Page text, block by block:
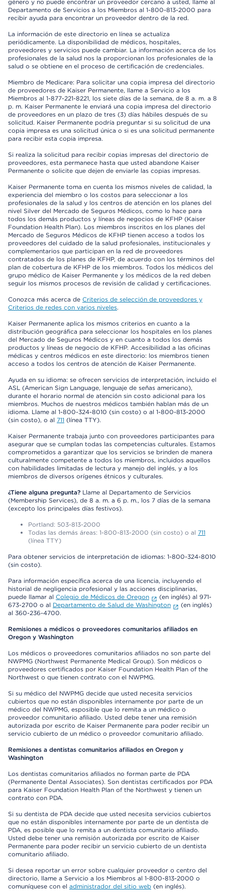
género y no puede encontrar un proveedor cercano a usted, llame al
Departamento de Servicios a los Miembros al 1-800-813-2000 para
recibir ayuda para encontrar un proveedor dentro de la red.
La información de este directorio en línea se actualiza
periódicamente. La disponibilidad de médicos, hospitales,
proveedores y servicios puede cambiar. La información acerca de los
profesionales de la salud nos la proporcionan los profesionales de la
salud o se obtiene en el proceso de certificación de credenciales.
Miembro de Medicare: Para solicitar una copia impresa del directorio
de proveedores de Kaiser Permanente, llame a Servicio a los
Miembros al 1-877-221-8221, los siete días de la semana, de 8 a. m. a 8
p. m. Kaiser Permanente le enviará una copia impresa del directorio
de proveedores en un plazo de tres (3) días hábiles después de su
solicitud. Kaiser Permanente podría preguntar si su solicitud de una
copia impresa es una solicitud única o si es una solicitud permanente
para recibir esta copia impresa.
Si realiza la solicitud para recibir copias impresas del directorio de
proveedores, esta permanece hasta que usted abandone Kaiser
Permanente o solicite que dejen de enviarle las copias impresas.
Kaiser Permanente toma en cuenta los mismos niveles de calidad, la
experiencia del miembro o los costos para seleccionar a los
profesionales de la salud y los centros de atención en los planes del
nivel Silver del Mercado de Seguros Médicos, como lo hace para
todos los demás productos y líneas de negocios de KFHP (Kaiser
Foundation Health Plan). Los miembros inscritos en los planes del
Mercado de Seguros Médicos de KFHP tienen acceso a todos los
proveedores del cuidado de la salud profesionales, institucionales y
complementarios que participan en la red de proveedores
contratados de los planes de KFHP, de acuerdo con los términos del
plan de cobertura de KFHP de los miembros. Todos los médicos del
grupo médico de Kaiser Permanente y los médicos de la red deben
seguir los mismos procesos de revisión de calidad y certificaciones.
Conozca más acerca de Criterios de selección de proveedores y
Criterios de redes con varios niveles.
Kaiser Permanente aplica los mismos criterios en cuanto a la
distribución geográfica para seleccionar los hospitales en los planes
del Mercado de Seguros Médicos y en cuanto a todos los demás
productos y líneas de negocio de KFHP. Accesibilidad a las oficinas
médicas y centros médicos en este directorio: los miembros tienen
acceso a todos los centros de atención de Kaiser Permanente.
Ayuda en su idioma: se ofrecen servicios de interpretación, incluido el
ASL (American Sign Language, lenguaje de señas americano),
durante el horario normal de atención sin costo adicional para los
miembros. Muchos de nuestros médicos también hablan más de un
idioma. Llame al 1-800-324-8010 (sin costo) o al 1-800-813-2000
(sin costo), o al 711 (línea TTY).
Kaiser Permanente trabaja junto con proveedores participantes para
asegurar que se cumplan todas las competencias culturales. Estamos
comprometidos a garantizar que los servicios se brinden de manera
culturalmente competente a todos los miembros, incluidos aquellos
con habilidades limitadas de lectura y manejo del inglés, y a los
miembros de diversos orígenes étnicos y culturales.
¿Tiene alguna pregunta? Llame al Departamento de Servicios
(Membership Services), de 8 a. m. a 6 p. m., los 7 días de la semana
(excepto los principales días festivos).
Portland: 503-813-2000
Todas las demás áreas: 1-800-813-2000 (sin costo) o al 711
(línea TTY)
Para obtener servicios de interpretación de idiomas: 1-800-324-8010
(sin costo).
Para información específica acerca de una licencia, incluyendo el
historial de negligencia profesional y las acciones disciplinarias,
puede llamar al Colegio de Médicos de Oregon
(en inglés) al 971-
673-2700 o al Departamento de Salud de Washington
(en inglés)
al 360-236-4700.
Remisiones a médicos o proveedores comunitarios afiliados en
Oregon y Washington
Los médicos o proveedores comunitarios afiliados no son parte del
NWPMG (Northwest Permanente Medical Group). Son médicos o
proveedores certificados por Kaiser Foundation Health Plan of the
Northwest o que tienen contrato con el NWPMG.
Si su médico del NWPMG decide que usted necesita servicios
cubiertos que no están disponibles internamente por parte de un
médico del NWPMG, esposible que lo remita a un médico o
proveedor comunitario afiliado. Usted debe tener una remisión
autorizada por escrito de Kaiser Permanente para poder recibir un
servicio cubierto de un médico o proveedor comunitario afiliado.
Remisiones a dentistas comunitarios afiliados en Oregon y
Washington
Los dentistas comunitarios afiliados no forman parte de PDA
(Permanente Dental Associates). Son dentistas certificados por PDA
para Kaiser Foundation Health Plan of the Northwest y tienen un
contrato con PDA.
Si su dentista de PDA decide que usted necesita servicios cubiertos
que no están disponibles internamente por parte de un dentista de
PDA, es posible que lo remita a un dentista comunitario afiliado.
Usted debe tener una remisión autorizada por escrito de Kaiser
Permanente para poder recibir un servicio cubierto de un dentista
comunitario afiliado.
Si desea reportar un error sobre cualquier proveedor o centro del
directorio, llame a Servicio a los Miembros al 1-800-813-2000 o
comuníquese con el administrador del sitio web (en inglés).